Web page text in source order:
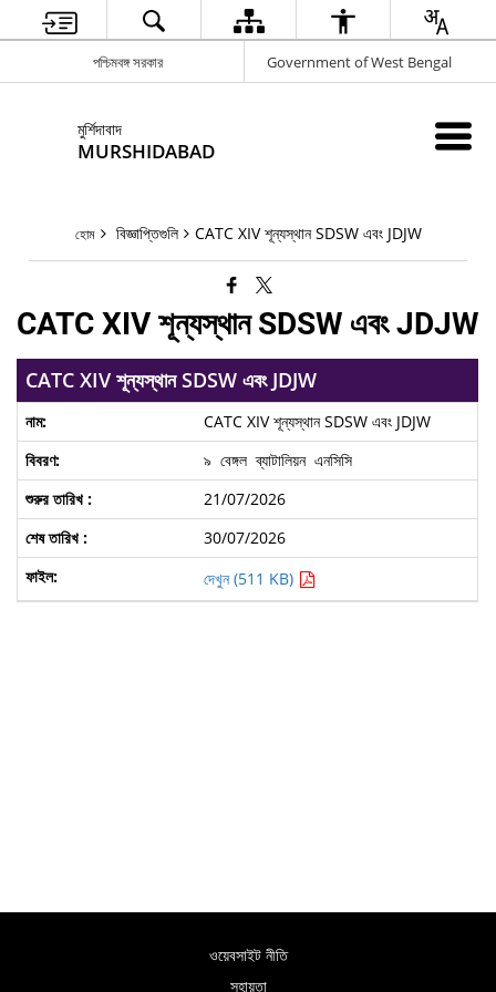
পশ্চিমবঙ্গ সরকার Government of West Bengal
মুর্শিদাবাদ
MURSHIDABAD
হোম বিজ্ঞাপ্তিগুলি CATC XIV শূন্যস্থান SDSW এবং JDJW
CATC XIV শূন্যস্থান SDSW এবং JDJW
CATC XIV শূন্যস্থান SDSW এবং JDJW
CATC XIV শূন্যস্থান SDSW এবং JDJW
৯ বেঙ্গল ব্যাটালিয়ন এনসিসি
21/07/2026
30/07/2026
দেখুন (511 KB)
ওয়েবসাইট নীতি
সহায়তা